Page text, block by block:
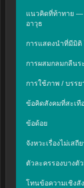
แนวคิดที่ท้าทาย —
อาวุธ
การแสดงนำที่มีมิติ
การผสมกลมกลืนร
การใช้ภาพ / บรรย
ข้อคิดสังคมที่สะเทื
ข้อด้อย
จังหวะเรื่องไม่เสถี
ตัวละครรองบางตั
โทนข้อความเชิงสั